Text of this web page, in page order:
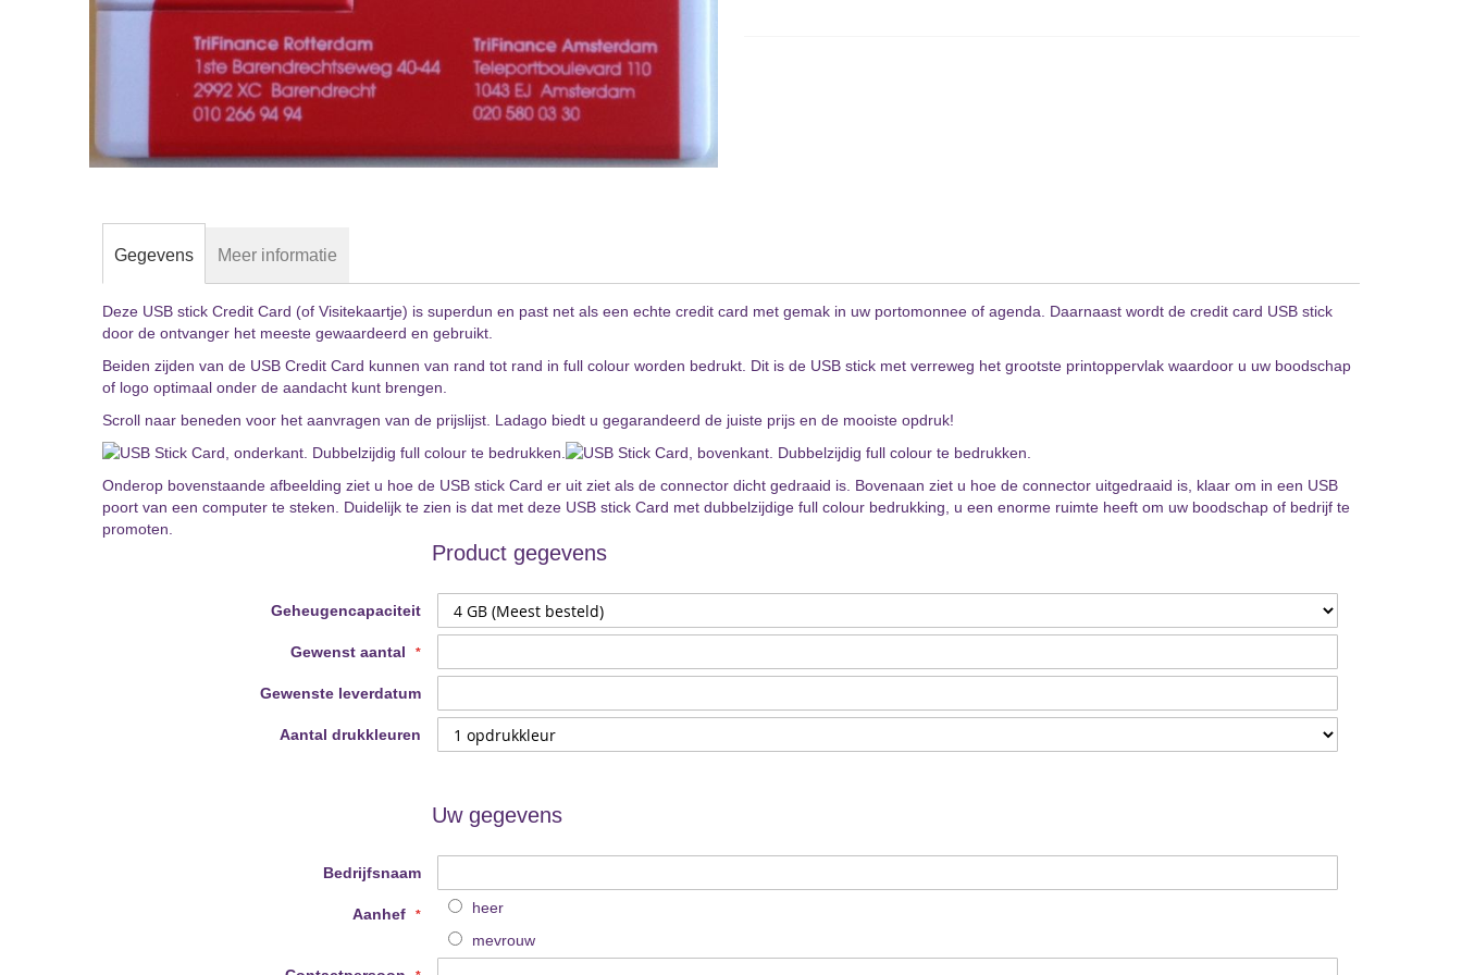
Ga
naar
het
van
de
gallerij
Gegevens
Deze USB stick Credit Card (of Visitekaartje) is superdun en past net als een echte credit card met gemak in uw portomonnee of agenda. Daarnaast wordt de credit card USB stick
door de ontvanger het meeste gewaardeerd en gebruikt.
Beiden zijden van de USB Credit Card kunnen van rand tot rand in full colour worden bedrukt. Dit is de USB stick met verreweg het grootste printoppervlak waardoor u uw boodschap
of logo optimaal onder de aandacht kunt brengen.
Scroll naar beneden voor het aanvragen van de prijslijst. Ladago biedt u gegarandeerd de juiste prijs en de mooiste opdruk!
Onderop bovenstaande afbeelding ziet u hoe de USB stick Card er uit ziet als de connector dicht gedraaid is. Bovenaan ziet u hoe de connector uitgedraaid is, klaar om in een USB
poort van een computer te steken. Duidelijk te zien is dat met deze USB stick Card met dubbelzijdige full colour bedrukking, u een enorme ruimte heeft om uw boodschap of bedrijf te
promoten.
Product gegevens
Geheugencapaciteit
Gewenst aantal
Gewenste leverdatum
Aantal drukkleuren
Uw gegevens
Bedrijfsnaam
Aanhef
heer
mevrouw
Meer informatie